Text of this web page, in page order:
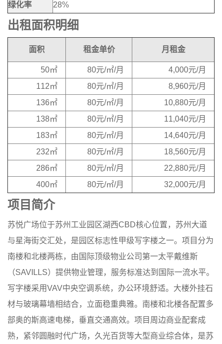
绿化率
28%
出租面积明细
面积 租金单价 月租金
50㎡ 80元/㎡/月
4,000元/月
112㎡
80元/㎡/月
8,960元/月
136㎡
80元/㎡/月
10,880元/月
138㎡
80元/㎡/月
11,040元/月
183㎡
80元/㎡/月
14,640元/月
232㎡
80元/㎡/月
18,560元/月
286㎡
80元/㎡/月
22,880元/月
400㎡
80元/㎡/月 32,000元/月
项目简介
苏悦广场位于苏州工业园区湖西CBD核心位置，苏州大道
与星海街交汇处，是园区标志性甲级写字楼之一。项目分为
南楼和北楼两栋，由国际顶级物业公司第一太平戴维斯
（SAVILLS）提供物业管理，服务标准达到国际一流水平。
写字楼采用VAV中央空调系统，办公环境舒适。大楼外挂石
材与玻璃幕墙相结合，立面稳重典雅。南楼和北楼各配置多
部奥的斯高速电梯，垂直交通高效。项目周边商业配套成
熟，紧邻圆融时代广场，久光百货等大型商业综合体，是苏